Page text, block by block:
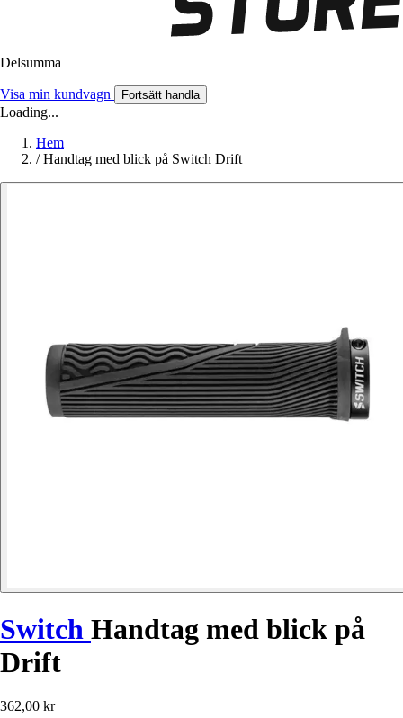
Delsumma
Visa min kundvagn Fortsätt handla
Loading...
Hem
/ Handtag med blick på Switch Drift
Switch Handtag med blick på
Drift
362,00 kr